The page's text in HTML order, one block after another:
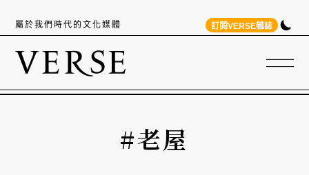
屬於我們時代的文化媒體 訂閱VERSE雜誌
#老屋